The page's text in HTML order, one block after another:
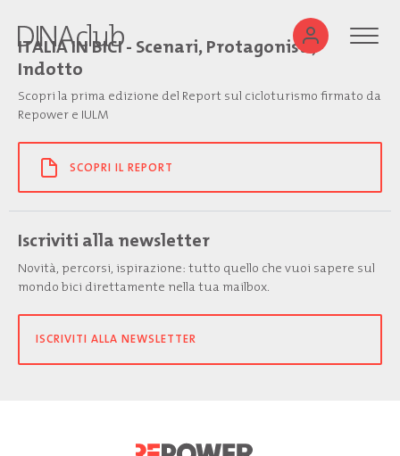
ITALIA IN BICI - Scenari, Protagonisti,
Indotto
Scopri la prima edizione del Report sul cicloturismo firmato da
Repower e IULM
SCOPRI IL REPORT
Iscriviti alla newsletter
Novità, percorsi, ispirazione: tutto quello che vuoi sapere sul
mondo bici direttamente nella tua mailbox.
ISCRIVITI ALLA NEWSLETTER